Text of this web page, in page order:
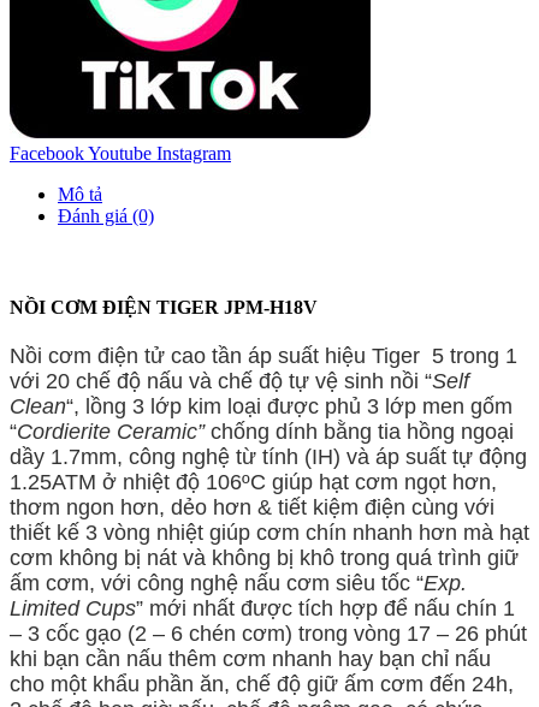
FacebookYoutube Instagram
Mô tả
Đánh giá (0)
NỒI CƠM ĐIỆN TIGER JPM-H18V
Nồi cơm điện tử cao tần áp suất hiệu Tiger 5 trong 1
với 20 chế độ nấu và chế độ tự vệ sinh nồi “Self
Clean“, lồng 3 lớp kim loại được phủ 3 lớp men gốm
“Cordierite Ceramic”chống dính bằng tia hồng ngoại
dầy 1.7mm, công nghệ từ tính (IH) và áp suất tự động
1.25ATM ở nhiệt độ 106ºC giúp hạt cơm ngọt hơn,
thơm ngon hơn, dẻo hơn & tiết kiệm điện cùng với
thiết kế 3 vòng nhiệt giúp cơm chín nhanh hơn mà hạt
cơm không bị nát và không bị khô trong quá trình giữ
ấm cơm, với công nghệ nấu cơm siêu tốc “Exp.
Limited Cups” mới nhất được tích hợp để nấu chín 1
– 3 cốc gạo (2 – 6 chén cơm) trong vòng 17 – 26 phút
khi bạn cần nấu thêm cơm nhanh hay bạn chỉ nấu
cho một khẩu phần ăn, chế độ giữ ấm cơm đến 24h,